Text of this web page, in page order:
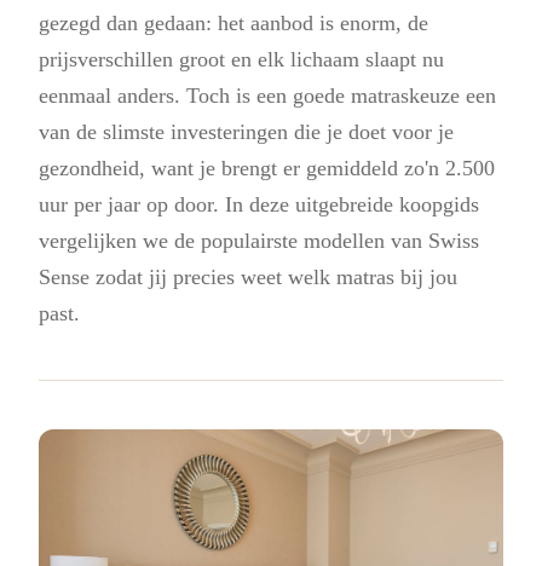
gezegd dan gedaan: het aanbod is enorm, de
prijsverschillen groot en elk lichaam slaapt nu
eenmaal anders. Toch is een goede matraskeuze een
van de slimste investeringen die je doet voor je
gezondheid, want je brengt er gemiddeld zo'n 2.500
uur per jaar op door. In deze uitgebreide koopgids
vergelijken we de populairste modellen van Swiss
Sense zodat jij precies weet welk matras bij jou
past.